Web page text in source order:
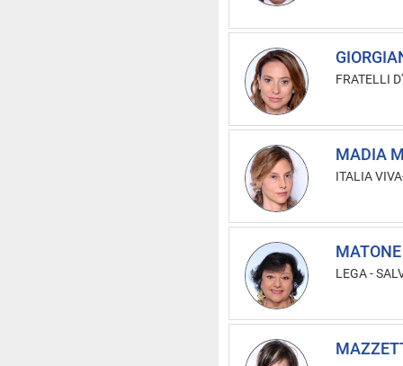
FRATELLI
MADIA
ITALIA
LEGA -